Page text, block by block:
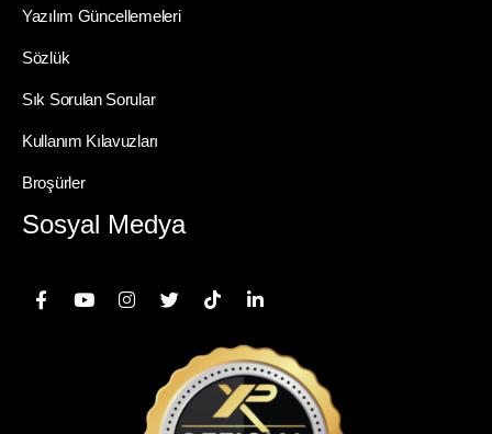
Yazılım Güncellemeleri
Sözlük
Sık Sorulan Sorular
Kullanım Kılavuzları
Broşürler
Sosyal Medya